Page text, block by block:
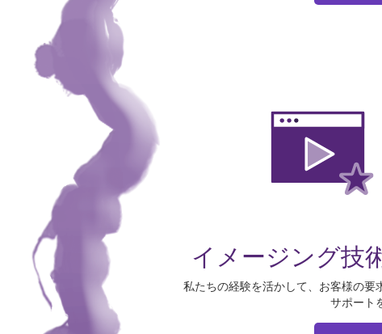
イメージング技
私たちの経験を活かして、お客様の要
サポート